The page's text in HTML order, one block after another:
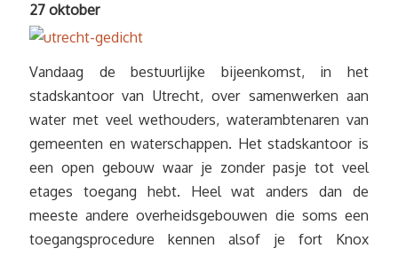
27 oktober
Vandaag de bestuurlijke bijeenkomst, in het
stadskantoor van Utrecht, over samenwerken aan
water met veel wethouders, waterambtenaren van
gemeenten en waterschappen. Het stadskantoor is
een open gebouw waar je zonder pasje tot veel
etages toegang hebt. Heel wat anders dan de
meeste andere overheidsgebouwen die soms een
toegangsprocedure kennen alsof je fort Knox